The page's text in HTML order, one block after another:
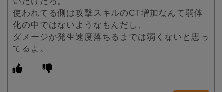
使われてる側は攻撃スキルのCT増加なんて弱体
化の中ではないようなもんだし、
ダメージか発生速度落ちるまでは弱くないと思っ
てるよ。